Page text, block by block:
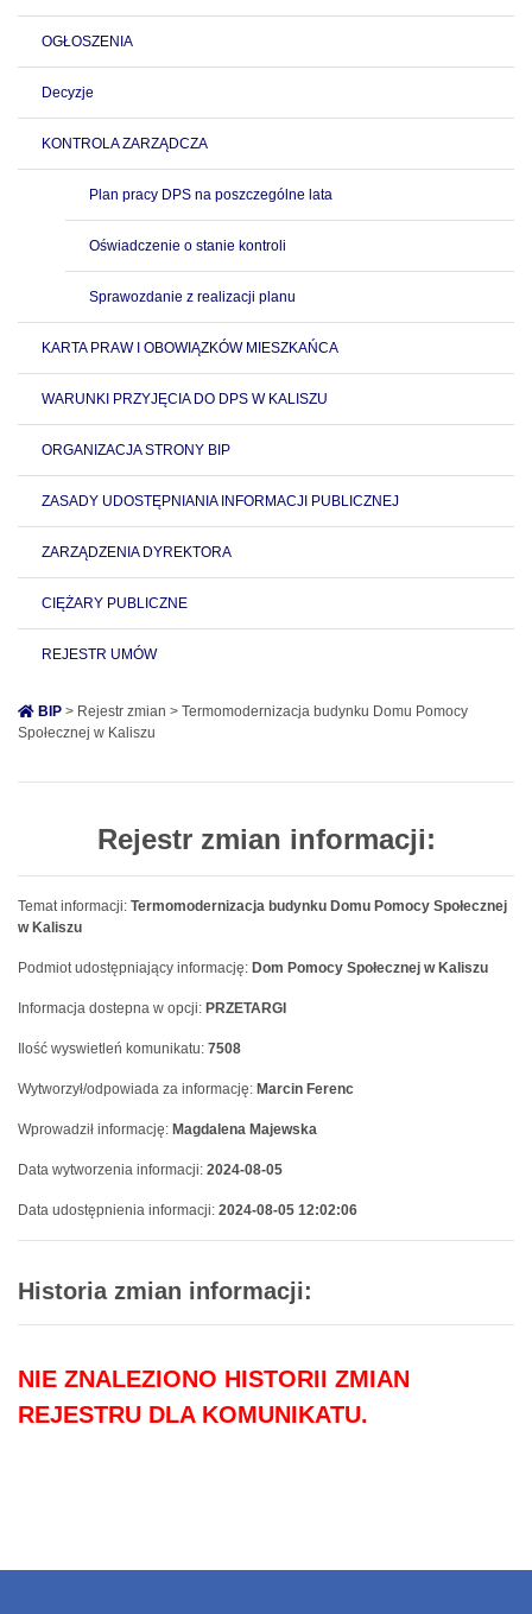
OGŁOSZENIA
Decyzje
KONTROLA ZARZĄDCZA
Plan pracy DPS na poszczególne lata
Oświadczenie o stanie kontroli
Sprawozdanie z realizacji planu
KARTA PRAW I OBOWIĄZKÓW MIESZKAŃCA
WARUNKI PRZYJĘCIA DO DPS W KALISZU
ORGANIZACJA STRONY BIP
ZASADY UDOSTĘPNIANIA INFORMACJI PUBLICZNEJ
ZARZĄDZENIA DYREKTORA
CIĘŻARY PUBLICZNE
REJESTR UMÓW
BIP > Rejestr zmian > Termomodernizacja budynku Domu Pomocy
Społecznej w Kaliszu
Rejestr zmian informacji:
Temat informacji: Termomodernizacja budynku Domu Pomocy Społecznej
w Kaliszu
Podmiot udostępniający informację: Dom Pomocy Społecznej w Kaliszu
Informacja dostepna w opcji: PRZETARGI
Ilość wyswietleń komunikatu: 7508
Wytworzył/odpowiada za informację: Marcin Ferenc
Wprowadził informację: Magdalena Majewska
Data wytworzenia informacji: 2024-08-05
Data udostępnienia informacji: 2024-08-05 12:02:06
Historia zmian informacji:
NIE ZNALEZIONO HISTORII ZMIAN
REJESTRU DLA KOMUNIKATU.